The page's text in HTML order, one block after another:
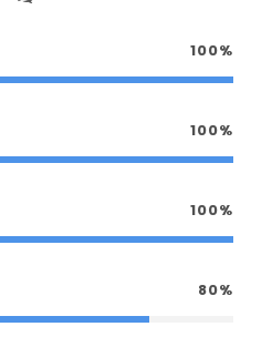
100%
100%
100%
80%